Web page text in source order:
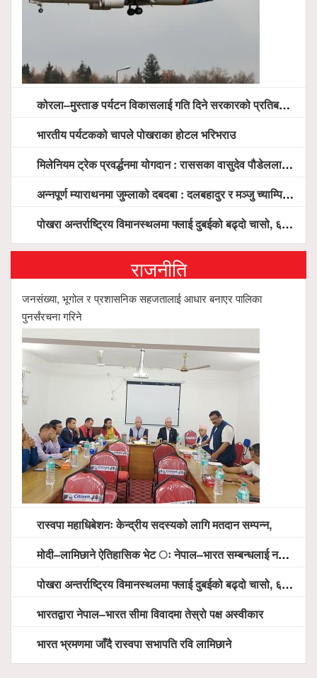
कोरला–मुस्ताङ पर्यटन विकासलाई गति दिने सरकारको प्रतिबद्धता, स्थानीय सरोकारवालासँग व्यापक छलफल
भारतीय पर्यटकको चापले पोखराका होटल भरिभराउ
मिलेनियम ट्रेक प्रवर्द्धनमा योगदान : राससका वासुदेव पौडेललाई ‘मिलेनियम ट्रेक अवार्ड’ प्रदान गरिने
अन्नपूर्ण म्याराथनमा जुम्लाको दबदबा : दलबहादुर र मञ्जु च्याम्पियन, नगदसहित भव्य सम्मान
पोखरा अन्तर्राष्ट्रिय विमानस्थलमा फ्लाई दुबईको बढ्दो चासो, ६ घण्टा लामो प्राविधिक निरीक्षणपछि दैनिक उडानको ढोका खुल्दै
राजनीति
जनसंख्या, भूगोल र प्रशासनिक सहजतालाई आधार बनाएर पालिका
पुनर्संरचना गरिने
रास्वपा महाधिबेशनः केन्द्रीय सदस्यको लागि मतदान सम्पन्न,
मोदी–लामिछाने ऐतिहासिक भेट ः नेपाल–भारत सम्बन्धलाई नयाँ उचाइमा पु¥याउने साझा प्रतिबद्धता
पोखरा अन्तर्राष्ट्रिय विमानस्थलमा फ्लाई दुबईको बढ्दो चासो, ६ घण्टा लामो प्राविधिक निरीक्षणपछि दैनिक उडानको ढोका खुल्दै
भारतद्वारा नेपाल–भारत सीमा विवादमा तेस्रो पक्ष अस्वीकार
भारत भ्रमणमा जाँदै रास्वपा सभापति रवि लामिछाने